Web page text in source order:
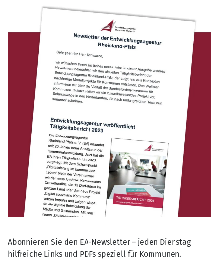
Abonnieren Sie den EA-Newsletter – jeden Dienstag
hilfreiche Links und PDFs speziell für Kommunen.